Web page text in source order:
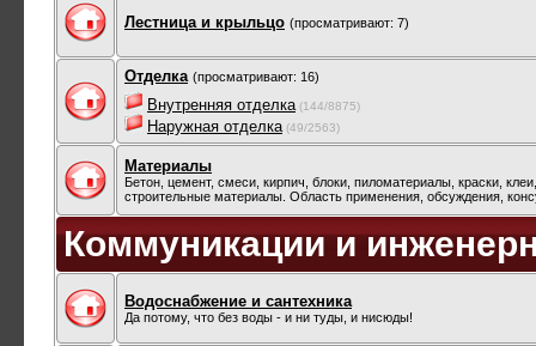
Лестница и крыльцо (просматривают: 7)
Отделка (просматривают: 16)
Внутренняя отделка (144/8875)
Наружная отделка (49/2563)
Материалы
Бетон, цемент, смеси, кирпич, блоки, пиломатериалы, краски,
строительные материалы. Область применения, обсуждения,
Коммуникации и
Водоснабжение и сантехника
Да потому, что без воды - и ни туды, и нисюды!